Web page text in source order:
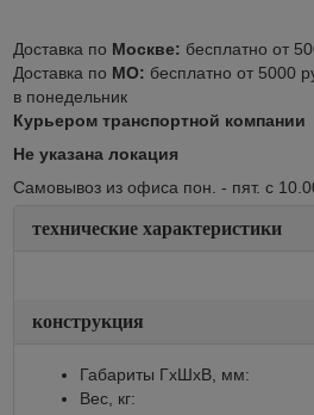
Доставка по Москве: бесплатно от
Доставка по МО: бесплатно от 5000
в понедельник
Курьером транспортной компании
Не указана локация
Самовывоз из офиса пон. - пят. с
технические характеристики
конструкция
Габариты ГхШхВ, мм:
Вес, кг: